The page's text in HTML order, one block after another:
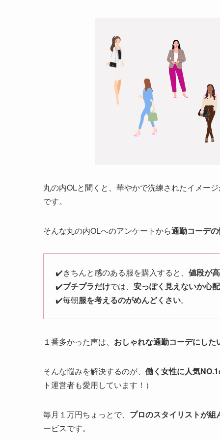
丸の内OLと聞くと、華やかで洗練されたイメー
です。
そんな丸の内OLへのアンケートから通勤コーデの
✔️きちんと感のある服を購入すると、 値段が
✔️プチプラだけでは、 安っぽく見えないか心配
✔️毎朝服を考えるのがめんどくさい。
１番多かった声は、 おしゃれな通勤コーデにし
そんな悩みを解決するのが、 働く女性に人気
ト運営者も愛用しています！）
毎月１万円ちょっとで、 プロのスタイリストが
ービスです。